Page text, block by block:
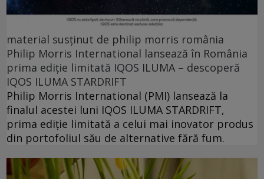
material susținut de philip morris românia
Philip Morris International lansează în România
prima ediție limitată IQOS ILUMA – descoperă
IQOS ILUMA STARDRIFT
Philip Morris International (PMI) lansează la
finalul acestei luni IQOS ILUMA STARDRIFT,
prima ediție limitată a celui mai inovator produs
din portofoliul său de alternative fără fum.